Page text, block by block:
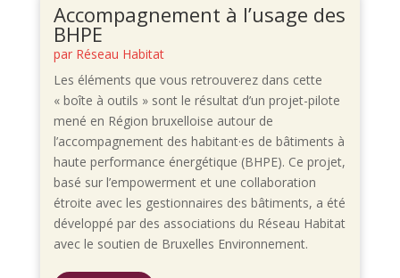
Accompagnement à l’usage des
BHPE
par Réseau Habitat
Les éléments que vous retrouverez dans cette
« boîte à outils » sont le résultat d’un projet-pilote
mené en Région bruxelloise autour de
l’accompagnement des habitant·es de bâtiments à
haute performance énergétique (BHPE). Ce projet,
basé sur l’empowerment et une collaboration
étroite avec les gestionnaires des bâtiments, a été
développé par des associations du Réseau Habitat
avec le soutien de Bruxelles Environnement.